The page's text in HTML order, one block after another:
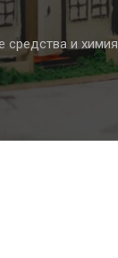
средства и химия